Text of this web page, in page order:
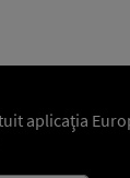
aplicaţia